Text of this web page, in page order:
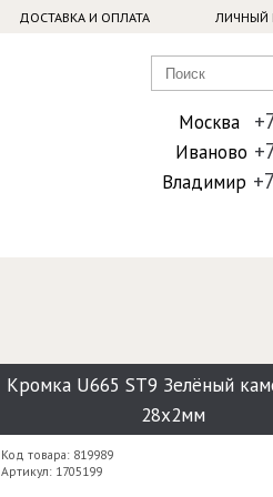
ДОСТАВКА И ОПЛАТА ЛИЧНЫЙ
Москва
Иваново
Владимир
Кромка U665 ST9 Зелёный
28х2мм
Код товара: 819989
Артикул: 1705199